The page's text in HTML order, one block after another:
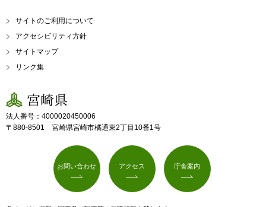
サイトのご利用について
アクセシビリティ方針
サイトマップ
リンク集
宮崎県
法人番号：4000020450006
〒880-8501 宮崎県宮崎市橘通東2丁目10番1号
お問い合わせ アクセス 庁舎案内